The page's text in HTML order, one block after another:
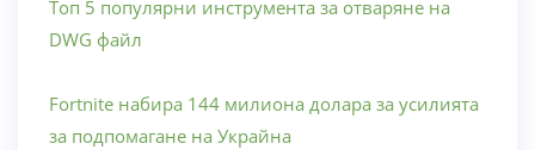
Топ 5 популярни инструмента за отваряне на
DWG файл
Fortnite набира 144 милиона долара за усилията
за подпомагане на Украйна